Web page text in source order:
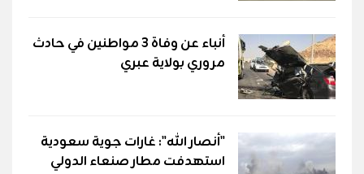
أنباء عن وفاة 3 مواطنين في حادث
مروري بولاية عبري
"أنصار الله": غارات جوية سعودية
استهدفت مطار صنعاء الدولي